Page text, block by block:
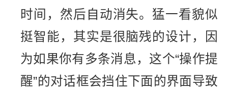
时间，然后自动消失。猛一看貌似
挺智能，其实是很脑残的设计，因
为如果你有多条消息，这个“操作提
醒”的对话框会挡住下面的界面导致